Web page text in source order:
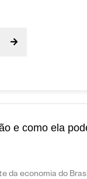
e como ela
da economia do